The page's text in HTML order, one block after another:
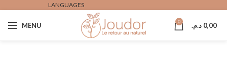
LANGUAGES
MENU 0 0,00 د.م.